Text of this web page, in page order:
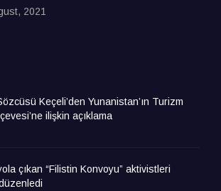
2021
Keçeli’den Yunanistan’ın Turizm
ilişkin açıklama
çıkan “Filistin Konvoyu” aktivistleri